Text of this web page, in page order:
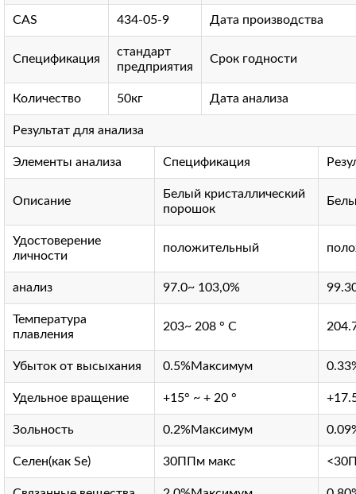
CAS 434-05-9 Дата производства
Спецификация
стандарт
предприятия
Срок годности
Количество 50кг Дата анализа
Результат для анализа
Элементы анализа Спецификация
Описание
Белый кристаллический
порошок
Удостоверение
личности
положительный
анализ 97.0~ 103,0%
Температура
плавления
203~ 208 ° С
Убыток от высыхания 0.5%Максимум
Удельное вращение +15° ~ + 20 °
Зольность 0.2%Максимум
Селен(как Se) 30ППм макс